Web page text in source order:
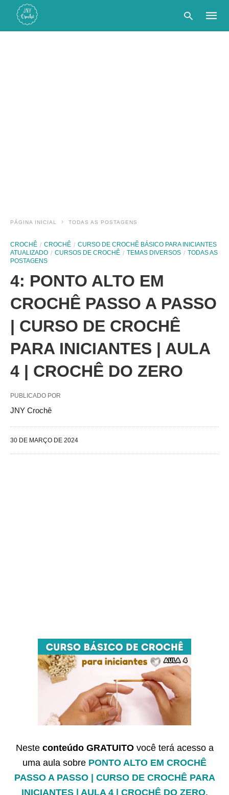
PÁGINA INICIAL TODAS AS POSTAGENS
CROCHÊ CROCHÊ
CURSO DE CROCHÊ BÁSICO PARA INICIANTES
ATUALIZADO
CURSOS DE CROCHÊ TEMAS DIVERSOS
TODAS AS
POSTAGENS
4: PONTO ALTO EM
CROCHÊ PASSO A PASSO
| CURSO DE CROCHÊ
PARA INICIANTES | AULA
4 | CROCHÊ DO ZERO
PUBLICADO POR
JNY Crochê
30 DE MARÇO DE 2024
Neste conteúdo GRATUITOvocê terá acesso a
uma aula sobre PONTO ALTO EM CROCHÊ
PASSO A PASSO | CURSO DE CROCHÊ PARA
INICIANTES | AULA 4 | CROCHÊ DO ZERO.